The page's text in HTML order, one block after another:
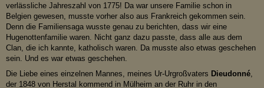
verlässliche Jahreszahl von 1775! Da war unsere Familie schon in
Belgien gewesen, musste vorher also aus Frankreich gekommen sein.
Denn die Familiensaga wusste genau zu berichten, dass wir eine
Hugenottenfamilie waren. Nicht ganz dazu passte, dass alle aus dem
Clan, die ich kannte, katholisch waren. Da musste also etwas geschehen
sein. Und es war etwas geschehen.
Die Liebe eines einzelnen Mannes, meines Ur-Urgroßvaters Dieudonné,
der 1848 von Herstal kommend in Mülheim an der Ruhr in den